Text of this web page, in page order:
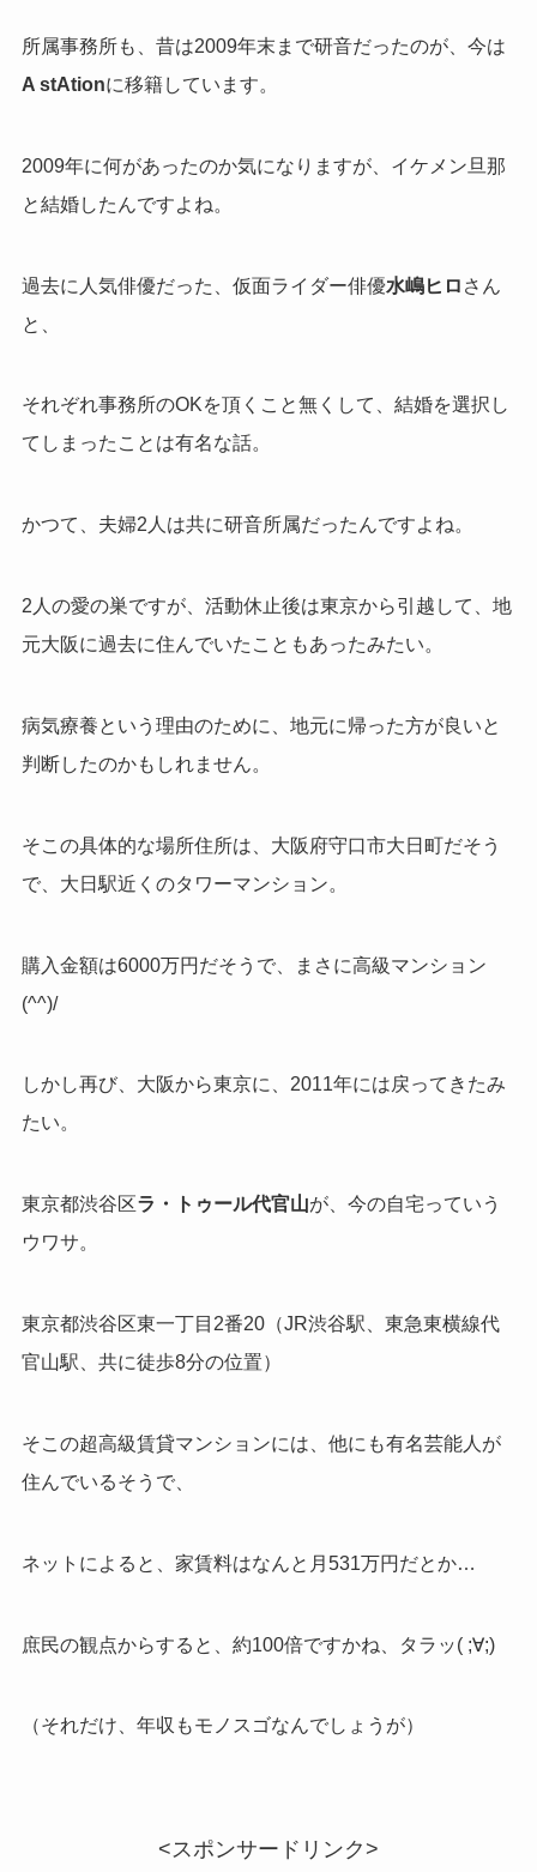
所属事務所も、昔は2009年末まで研音だったのが、今は
A stAtionに移籍しています。
2009年に何があったのか気になりますが、イケメン旦那
と結婚したんですよね。
過去に人気俳優だった、仮面ライダー俳優水嶋ヒロ さん
と、
それぞれ事務所のOKを頂くこと無くして、結婚を選択し
てしまったことは有名な話。
かつて、夫婦2人は共に研音所属だったんですよね。
2人の愛の巣ですが、活動休止後は東京から引越して、地
元大阪に過去に住んでいたこともあったみたい。
病気療養という理由のために、地元に帰った方が良いと
判断したのかもしれません。
そこの具体的な場所住所は、大阪府守口市大日町だそう
で、大日駅近くのタワーマンション。
購入金額は6000万円だそうで、まさに高級マンション
(^^)/
しかし再び、大阪から東京に、2011年には戻ってきたみ
たい。
東京都渋谷区ラ・トゥール代官山が、今の自宅っていう
ウワサ。
東京都渋谷区東一丁目2番20（JR渋谷駅、東急東横線代
官山駅、共に徒歩8分の位置）
そこの超高級賃貸マンションには、他にも有名芸能人が
住んでいるそうで、
ネットによると、家賃料はなんと月531万円だとか…
庶民の観点からすると、約100倍ですかね、タラッ( ;∀;)
（それだけ、年収もモノスゴなんでしょうが）
<スポンサードリンク>